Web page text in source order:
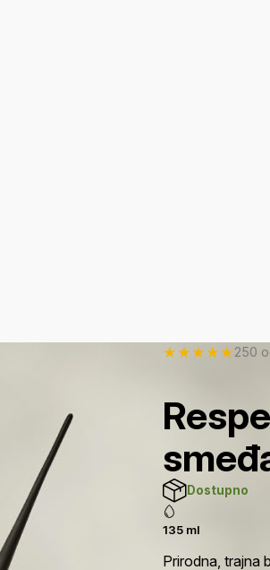
★★★★★250
Dostupno
135 ml
Prirodna, trajna